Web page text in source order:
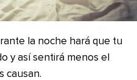
la noche hará que tu
y así sentirá menos el
causan.